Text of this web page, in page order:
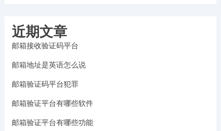
近期文章
邮箱接收验证码平台
邮箱地址是英语怎么说
邮箱验证码平台犯罪
邮箱验证平台有哪些软件
邮箱验证平台有哪些功能